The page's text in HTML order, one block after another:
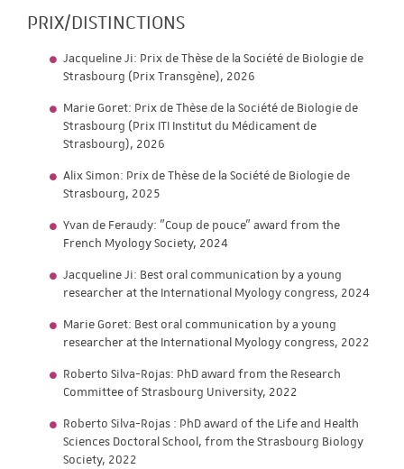
PRIX/DISTINCTIONS
Jacqueline Ji: Prix de Thèse de la Société de Biologie de
Strasbourg (Prix Transgène), 2026
Marie Goret: Prix de Thèse de la Société de Biologie de
Strasbourg (Prix ITI Institut du Médicament de
Strasbourg), 2026
Alix Simon: Prix de Thèse de la Société de Biologie de
Strasbourg, 2025
Yvan de Feraudy: "Coup de pouce" award from the
French Myology Society, 2024
Jacqueline Ji: Best oral communication by a young
researcher at the International Myology congress, 2024
Marie Goret: Best oral communication by a young
researcher at the International Myology congress, 2022
Roberto Silva-Rojas: PhD award from the Research
Committee of Strasbourg University, 2022
Roberto Silva-Rojas : PhD award of the Life and Health
Sciences Doctoral School, from the Strasbourg Biology
Society, 2022